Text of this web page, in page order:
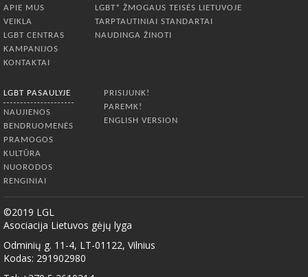
APIE MUS
VEIKLA
LGBT CENTRAS
KAMPANIJOS
KONTAKTAI
LGBT* ŽMOGAUS TEISĖS LIETUVOJE
TARPTAUTINIAI STANDARTAI
NAUDINGA ŽINOTI
LGBT PASAULYJE
NAUJIENOS
BENDRUOMENĖS
PRAMOGOS
KULTŪRA
NUORODOS
RENGINIAI
PRISIJUNK!
PAREMK!
ENGLISH VERSION
©2019 LGL
Asociacija Lietuvos gėjų lyga
Odminių g. 11-4, LT-01122, Vilnius
Kodas: 291902980